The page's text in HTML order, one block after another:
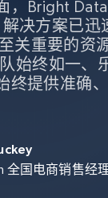
data on
Title, Seller name,
Breadcrumbs,
359+
，Bright
解决方案已迅
关重要的资
始终如一、
终提供准确
全国电商销售经
公司的目标
场份额帮助我
为基准，而
从战术上帮助
大产品种类。
的客户战略与洞察
是因为它能
并绘制对我们
争产品类别图
总监
了对市场领
以及消费者行
面的洞察。
Inc. 商品规划